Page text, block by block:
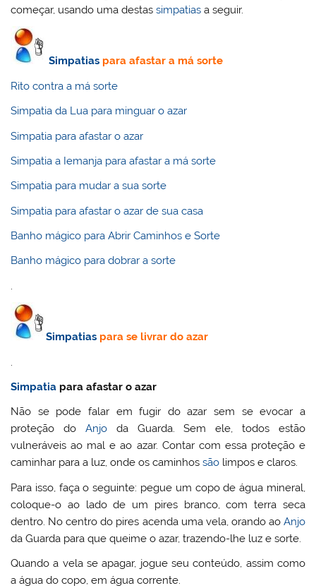
começar, usando uma destassimpatias a seguir.
Simpatias para afastar a má sorte
Rito contra a má sorte
Simpatia da Lua para minguar o azar
Simpatia para afastar o azar
Simpatia a Iemanja para afastar a má sorte
Simpatia para mudar a sua sorte
Simpatia para afastar o azar de sua casa
Banho mágico para Abrir Caminhos e Sorte
Banho mágico para dobrar a sorte
.
Simpatias para se livrar do azar
.
Simpatia para afastar o azar
Não se pode falar em fugir do azar sem se evocar a
proteção do Anjoda Guarda. Sem ele, todos estão
vulneráveis ao mal e ao azar. Contar com essa proteção e
caminhar para a luz, onde os caminhossão limpos e claros.
Para isso, faça o seguinte: pegue um copo de água mineral,
coloque-o ao lado de um pires branco, com terra seca
dentro. No centro do pires acenda uma vela, orando ao Anjo
da Guarda para que queime o azar, trazendo-lhe luz e sorte.
Quando a vela se apagar, jogue seu conteúdo, assim como
a água do copo, em água corrente.